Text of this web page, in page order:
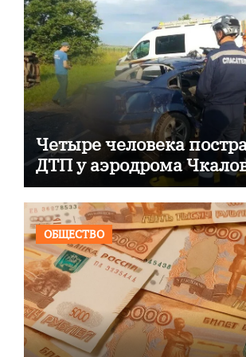
Четыре человека
ДТП у аэродрома
ОБЩЕСТВО